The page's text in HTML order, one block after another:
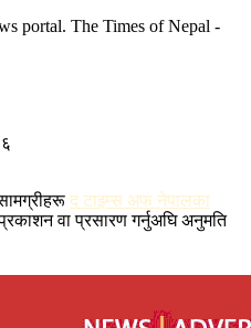
द टाइम्स अफ नेपालका
वा प्रसारण गर्नुअघि अनुमति